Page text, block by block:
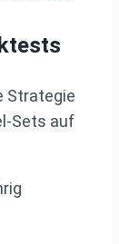
Strategie
Sets auf